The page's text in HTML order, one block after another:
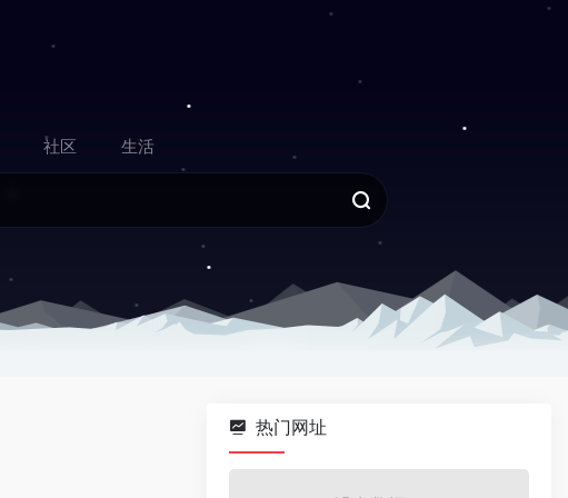
社区 生活
热门网址